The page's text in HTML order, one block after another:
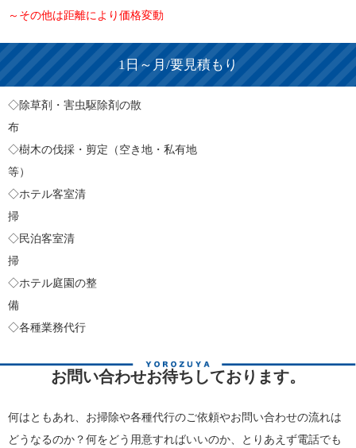
～その他は距離により価格変動
1日～月/要見積もり
◇除草剤・害虫駆除剤の散
◇樹木の伐採・剪定（空き地・私有地
等
◇ホテル客室清
◇民泊客室清
◇ホテル庭園の整
◇各種業務代行
お問い合わせお待ちしております。
何はともあれ、お掃除や各種代行のご依頼やお問い合わせの流れは
どうなるのか？何をどう用意すればいいのか、とりあえず電話でも